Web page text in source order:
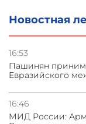
Новостная
16:53
Пашинян
Евразийского
16:46
МИД России:
31.07.2026
Сотрудничество
31.07.2026